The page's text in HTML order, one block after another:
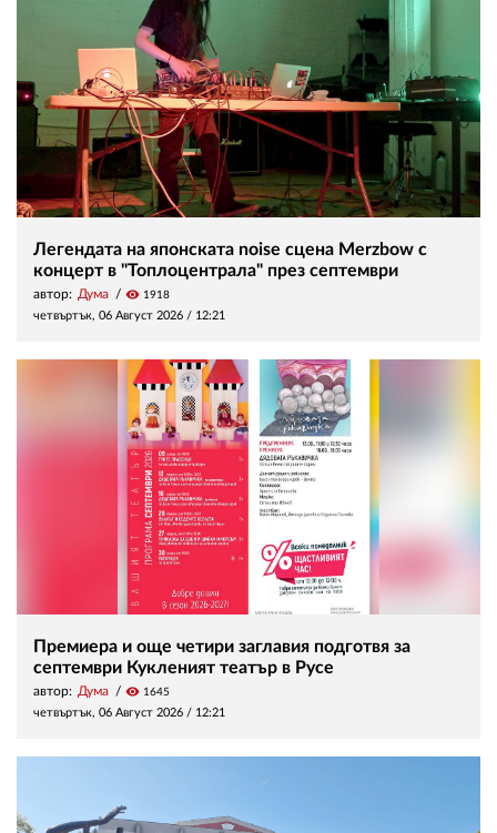
Легендата на японската noise сцена Merzbow с
концерт в "Топлоцентрала" през септември
автор: Дума visibility 1918
четвъртък, 06 Август 2026 / 12:21
Премиера и още четири заглавия подготвя за
септември Кукленият театър в Русе
автор: Дума visibility 1645
четвъртък, 06 Август 2026 / 12:21